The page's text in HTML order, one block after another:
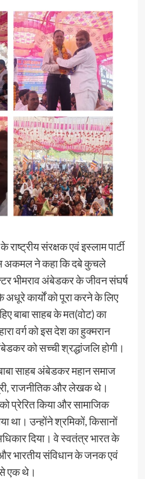
राष्ट्रीय संरक्षक एवं इस्लाम पार्टी
एस अकमल ने कहा कि दबे कुचले
भीमराव अंबेडकर के जीवन संघर्ष
कार्यों को पूरा करने के लिए
बाबा साहब के मत(वोट) का
वर्ग को इस देश का हुक्मरान
को सच्ची श्रद्धांजलि होगी।
साहब अंबेडकर महान समाज
राजनीतिक और लेखक थे।
प्रेरित किया और सामाजिक
था। उन्होंने श्रमिकों, किसानों
दिया। वे स्वतंत्र भारत के
भारतीय संविधान के जनक एवं
से एक थे।